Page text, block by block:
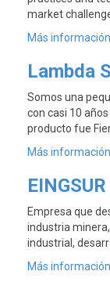
market
Más
Lambda
Somos una
con casi 10
producto fue
Más
EINGSUR
Empresa que
industria
industrial,
Más